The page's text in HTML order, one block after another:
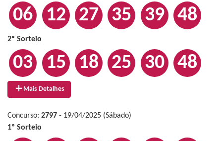
06 12 27 35 39 48
2º Sorteio
03 15 18 25 30 48
Mais Detalhes
Concurso: 2797 - 19/04/2025 (Sábado)
1º Sorteio